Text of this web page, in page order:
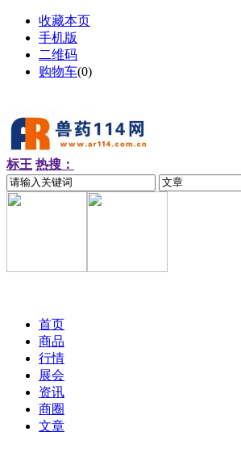
收藏本页
手机版
二维码
购物车(0)
标王 热搜：
首页
商品
行情
展会
资讯
商圈
文章